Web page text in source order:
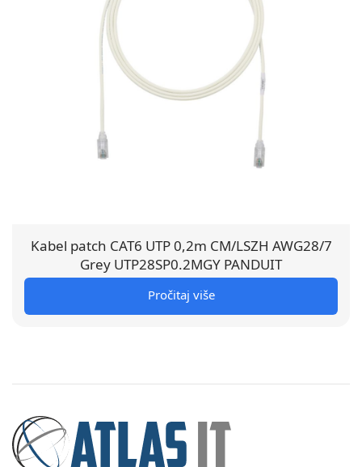
Kabel patch CAT6 UTP 0,2m CM/LSZH AWG28/7
Grey UTP28SP0.2MGY PANDUIT
Pročitaj više